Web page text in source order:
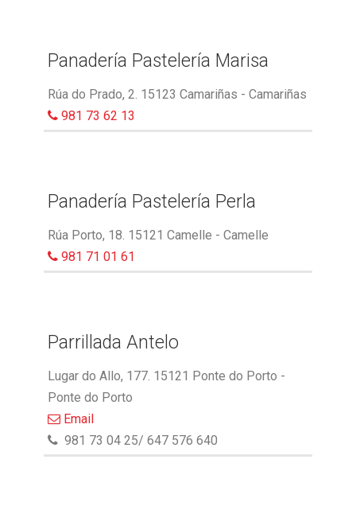
Panadería Pastelería Marisa
Rúa do Prado, 2. 15123 Camariñas - Camariñas
981 73 62 13
Panadería Pastelería Perla
Rúa Porto, 18. 15121 Camelle - Camelle
981 71 01 61
Parrillada Antelo
Lugar do Allo, 177. 15121 Ponte do Porto -
Ponte do Porto
Email
981 73 04 25/ 647 576 640